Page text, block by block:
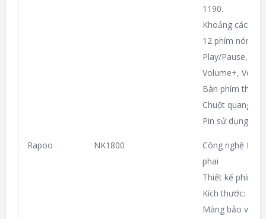
1190.
Khoảng cách
12 phím nóng:
Play/Pause,
Volume+,
Bàn phím thiết
Chuột quang
Pin sử dụng 12
Rapoo NK1800
Công nghệ
phai
Thiết kế phím
Kích thước:
Màng bảo vệ